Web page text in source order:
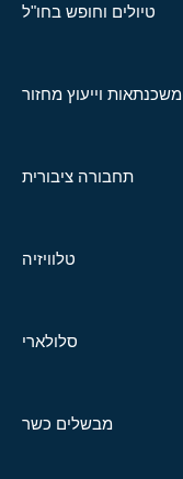
טיולים וחופש בחו"ל
משכנתאות וייעוץ מחזור
תחבורה ציבורית
טלוויזיה
סלולארי
מבשלים כשר